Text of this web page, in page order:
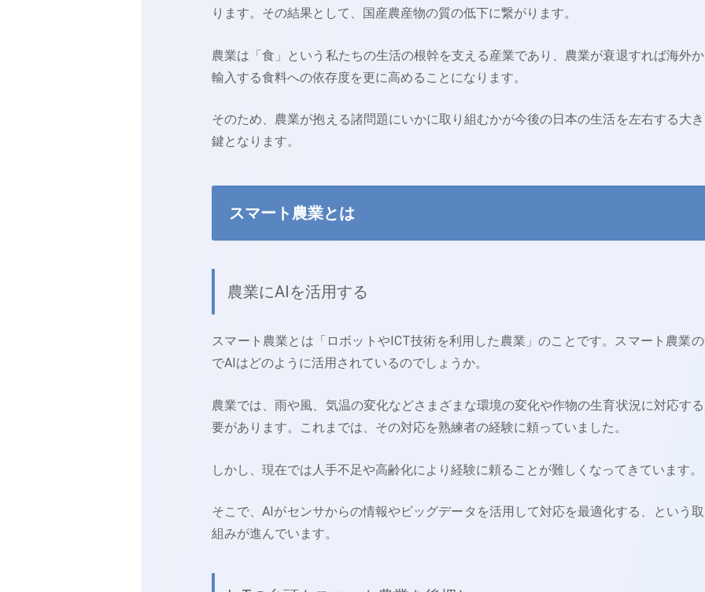
ります。その結果として、国産農産物の質の低下に繋がります。
農業は「食」という私たちの生活の根幹を支える産業であり、農業が衰退すれば海外
輸入する食料への依存度を更に高めることになります。
そのため、農業が抱える諸問題にいかに取り組むかが今後の日本の生活を左右する大
鍵となります。
スマート農業とは
農業にAIを活用する
スマート農業とは「ロボットやICT技術を利用した農業」のことです。スマート農業
でAIはどのように活用されているのでしょうか。
農業では、雨や風、気温の変化などさまざまな環境の変化や作物の生育状況に対応す
要があります。これまでは、その対応を熟練者の経験に頼っていました。
しかし、現在では人手不足や高齢化により経験に頼ることが難しくなってきています。
そこで、AIがセンサからの情報やビッグデータを活用して対応を最適化する、という
組みが進んでいます。